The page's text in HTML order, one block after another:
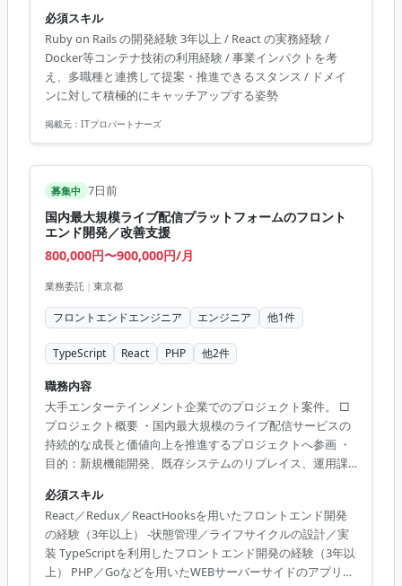
ー、開発ルールの整備 【体制(人数/構成)】 エンジニアはコ
ア8名・業務委託/インターン込み15名。 デザイナー・マー
ケター約15名（デザイナーはマーケ兼務、ABテスト・デー
タドリブンで意思決定）。 1週間スプリント・週1リリー
ス。他職種の連携が非常に多い
必須スキル
Ruby on Rails の開発経験 3年以上 / React の実務経験 /
Docker等コンテナ技術の利用経験 / 事業インパクトを考
え、多職種と連携して提案・推進できるスタンス / ドメイ
ンに対して積極的にキャッチアップする姿勢
掲載元： ITプロパートナーズ
募集中 7日前
国内最大規模ライブ配信プラットフォームのフロント
エンド開発／改善支援
800,000円〜900,000円/月
業務委託 | 東京都
フロントエンドエンジニア エンジニア 他1件
TypeScript React PHP 他2件
職務内容
大手エンターテインメント企業でのプロジェクト案件。 □
プロジェクト概要 ・国内最大規模のライブ配信サービスの
持続的な成長と価値向上を推進するプロジェクトへ参画 ・
目的：新規機能開発、既存システムのリプレイス、運用課
期待：チーム開発の推進と技術的リーディングを担い、プ
ロダクトのさらなる発展に貢献 ・役割：フロントエンドエ
ンジニア □業務内容 ・プロダクト新規機能開発／保守／運
用 ・プロダクトリプレイスに伴う調査／設計／開発 ・課題
解決に向けた施策立案、設計、実装、リリース後の効果測
必須スキル
React／Redux／ReactHooksを用いたフロントエンド開発
の経験（3年以上） -状態管理／ライフサイクルの設計／実
装 TypeScriptを利用したフロントエンド開発の経験（3年以
上） PHP／Goなどを用いたWEBサーバーサイドのアプリケ